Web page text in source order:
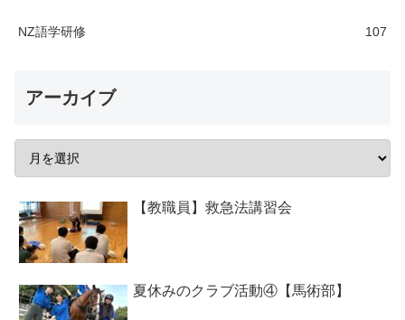
NZ語学研修 107
アーカイブ
【教職員】救急法講習会
夏休みのクラブ活動④【馬術部】